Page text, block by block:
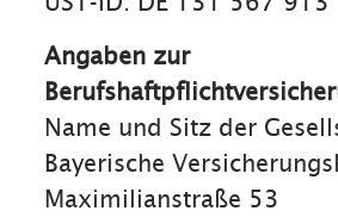
Angaben zur
Name und Sitz der
Bayerische
Maximilianstraße 53